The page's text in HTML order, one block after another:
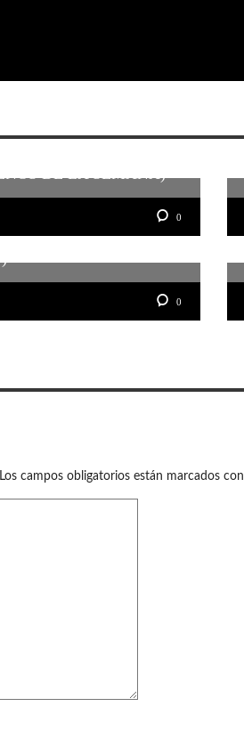
0
0
Los campos obligatorios están marcados con